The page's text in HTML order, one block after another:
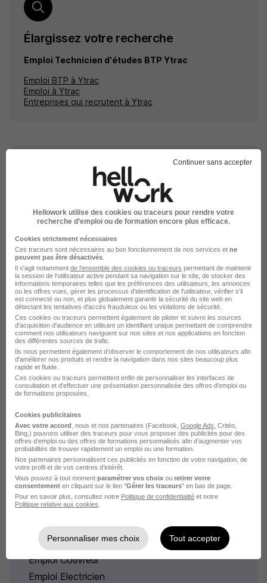
Élargissez votre recherche
Emploi Technicien d'études BTP Ytrac
Emploi BTP à Ytrac
Emploi à Ytrac
Entreprises qui recrutent à Ytrac
Emplois & formations
Emploi Technicien d'études BTP
Emploi BTP
L'emploi par métier à Ytrac dans
le domaine BTP
Emploi Chauffeur poids lourd TP Ytrac
Emploi Conducteur de pelle Ytrac
Emploi Manoeuvre BTP Ytrac
Emploi Manoeuvre TP Ytrac
Emploi Plombier chauffagiste Ytrac
L'emploi par métier
Emploi Coffreur bancheur
Emploi Conducteur d'engins
Emploi Couvreur
Emploi Electricien
Continuer sans accepter
Hellowork utilise des cookies ou traceurs pour rendre votre
recherche d’emploi ou de formation encore plus efficace.
Cookies strictement nécessaires
Ces traceurs sont nécessaires au bon fonctionnement de nos services et ne
peuvent pas être désactivés
Il s'agit notamment de l'ensemble des cookies ou traceurs permettant de maintenir
la session de l'utilisateur active pendant sa navigation sur le site, de stocker des
informations temporaires telles que les préférences des utilisateurs, les annonces
ou les offres vues, gérer les processus d'identification de l'utilisateur, vérifier s'il
est connecté ou non, et plus globalement garantir la sécurité du site web en
détectant les tentatives d'accès frauduleux ou les violations de sécurité.
Ces cookies ou traceurs permettent également de piloter et suivre les sources
d'acquisition d'audience en utilisant un identifiant unique permettant de comprendre
comment nos utilisateurs naviguent sur nos sites et nos applications en fonction
des différentes sources de trafic.
Ils nous permettent également d’observer le comportement de nos utilisateurs afin
d'améliorer nos produits et rendre la navigation dans nos sites beaucoup plus
rapide et fluide.
Ces cookies ou traceurs permettent enfin de personnaliser les interfaces de
consultation et d'effectuer une présentation personnalisée des offres d'emploi ou
de formations proposées.
Cookies publicitaires
Avec votre accord , nous et nos partenaires (Facebook, Google Ads , Critéo,
Bing,) pouvons utiliser des traceurs pour vous proposer des publicités pour des
offres d’emploi ou des offres de formations personnalisés afin d’augmenter vos
probabilités de trouver rapidement un emploi ou une formation.
Nos partenaires personnalisent ces publicités en fonction de votre navigation, de
votre profil et de vos centres d’intérêt.
Vous pouvez à tout moment paramétrer vos choix ou retirer votre
consentement en cliquant sur le lien "Gérer les traceurs" en bas de page.
Pour en savoir plus, consultez notre Politique de confidentialité et notre
Politique relative aux cookies
Personnaliser mes choix Tout accepter